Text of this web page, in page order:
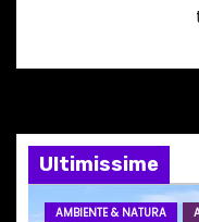
n
a
r
Ultimissime
AMBIENTE & NATURA